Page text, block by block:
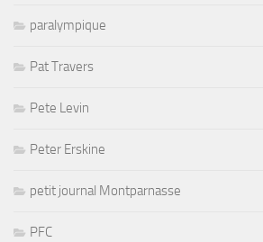
paralympique
Pat Travers
Pete Levin
Peter Erskine
petit journal Montparnasse
PFC